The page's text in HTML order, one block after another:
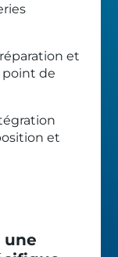
et
point de
et
une